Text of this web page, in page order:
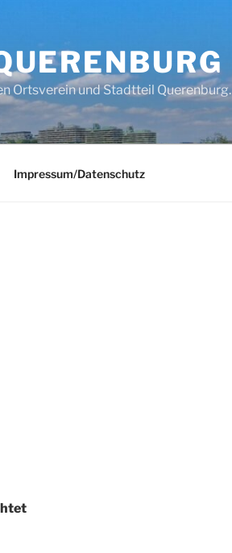
Ortsverein und Stadtteil Querenburg.
Impressum/Datenschutz